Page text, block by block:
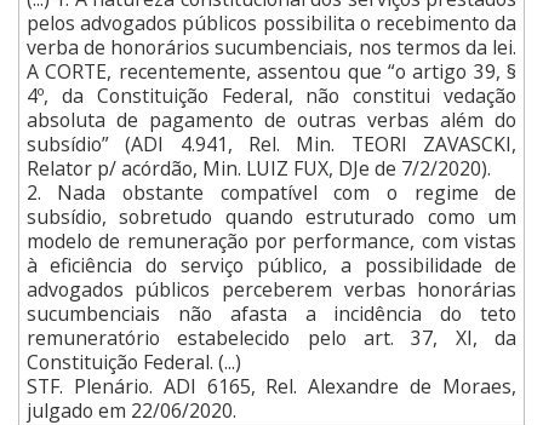
pelos advogados públicos possibilita o recebimento da
verba de honorários sucumbenciais, nos termos da lei.
A CORTE, recentemente, assentou que “o artigo 39, §
4º, da Constituição Federal, não constitui vedação
absoluta de pagamento de outras verbas além do
subsídio” (ADI 4.941, Rel. Min. TEORI ZAVASCKI,
Relator p/ acórdão, Min. LUIZ FUX, DJe de 7/2/2020).
2. Nada obstante compatível com o regime de
subsídio, sobretudo quando estruturado como um
modelo de remuneração por performance, com vistas
à eficiência do serviço público, a possibilidade de
advogados públicos perceberem verbas honorárias
sucumbenciais não afasta a incidência do teto
remuneratório estabelecido pelo art. 37, XI, da
Constituição Federal. (...)
STF. Plenário. ADI 6165, Rel. Alexandre de Moraes,
julgado em 22/06/2020.